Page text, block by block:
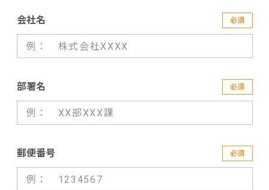
会社名 必須
部署名 必須
郵便番号 必須